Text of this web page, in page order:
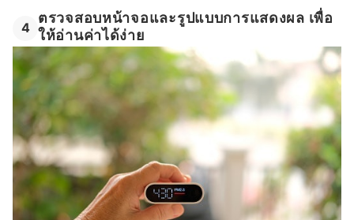
4
ตรวจสอบหน้าจอและรูปแบบการแสดงผล เพื่อ
ให้อ่านค่าได้ง่าย